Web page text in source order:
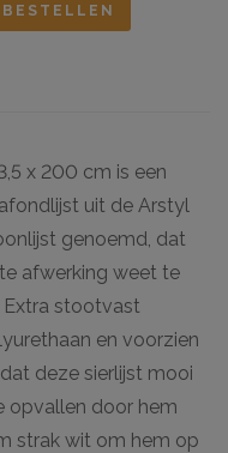
BESTELLEN
x 200 cm is een
uit de Arstyl
genoemd, dat
afwerking weet te
stootvast
en voorzien
deze sierlijst mooi
opvallen door hem
strak wit om hem op